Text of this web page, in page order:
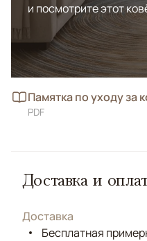
и посмотрите этот
Памятка по уходу за
PDF
Доставка и
Доставка
Бесплатная